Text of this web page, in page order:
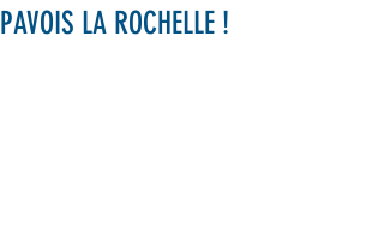
PAVOIS LA ROCHELLE !